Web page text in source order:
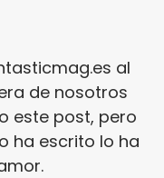
al
de nosotros
este post, pero
ha escrito lo ha